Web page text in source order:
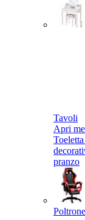
Tavoli
Apri
pranzo
Poltrone